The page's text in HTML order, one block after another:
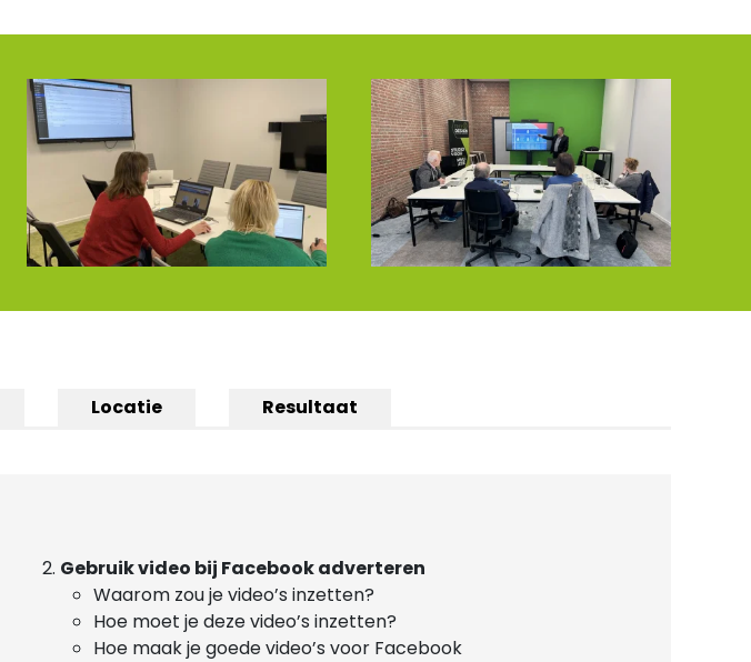
Locatie Resultaat
Gebruik video bij Facebook adverteren
Waarom zou je video’s inzetten?
Hoe moet je deze video’s inzetten?
Hoe maak je goede video’s voor Facebook